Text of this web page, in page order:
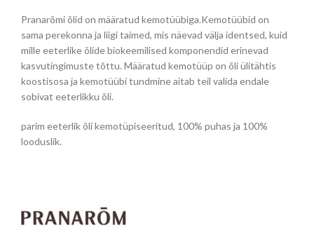
Pranarõmi õlid on määratud kemotüübiga.Kemotüübid on
sama perekonna ja liigi taimed, mis näevad välja identsed, kuid
mille eeterlike õlide biokeemilised komponendid erinevad
kasvutingimuste tõttu. Määratud kemotüüp on õli ülitähtis
koostisosa ja kemotüübi tundmine aitab teil valida endale
sobivat eeterlikku õli.
parim eeterlik õli kemotüpiseeritud, 100% puhas ja 100%
looduslik.